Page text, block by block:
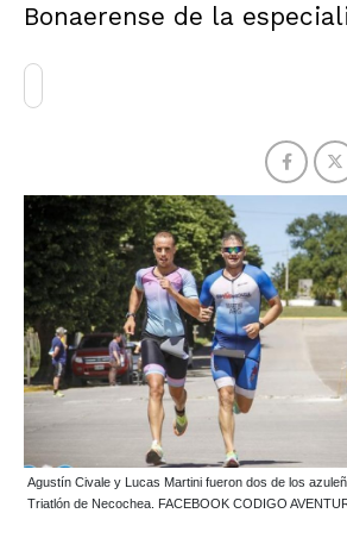
Bonaerense de la
Agustín Civale y Lucas Martini fueron dos de los
Triatlón de Necochea. FACEBOOK CODIGO